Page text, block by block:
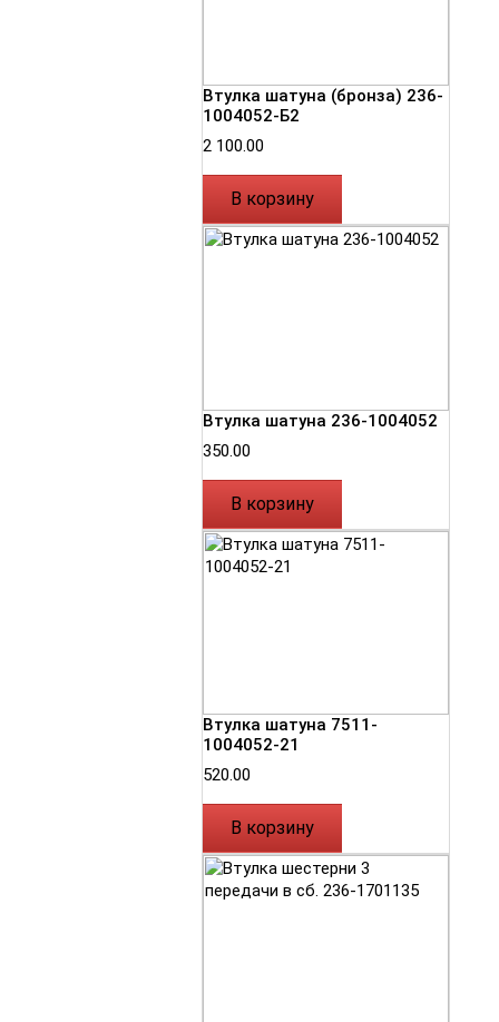
Втулка шатуна (бронза) 236-
1004052-Б2
2 100.00
В корзину
Втулка шатуна 236-1004052
350.00
В корзину
Втулка шатуна 7511-
1004052-21
520.00
В корзину